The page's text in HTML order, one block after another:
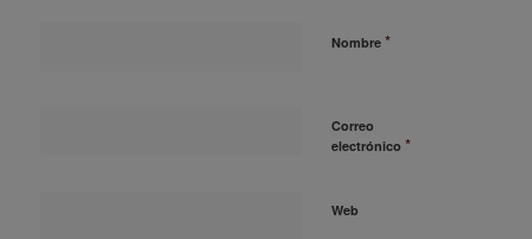
Nombre *
Correo
electrónico *
Web